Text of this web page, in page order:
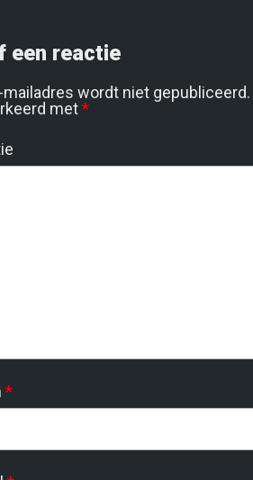
een reactie
mailadres wordt niet gepubliceerd.
met*
*